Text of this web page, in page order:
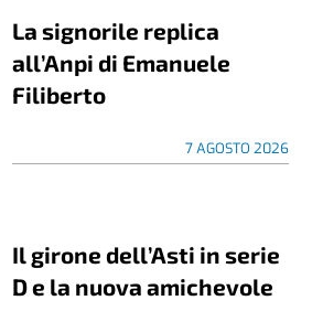
La signorile replica
all’Anpi di Emanuele
Filiberto
7 AGOSTO 2026
Il girone dell’Asti in serie
D e la nuova amichevole